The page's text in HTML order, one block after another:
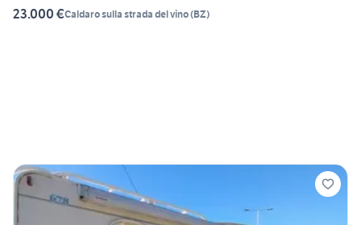
23.000 €Caldaro sulla strada del vino(BZ)